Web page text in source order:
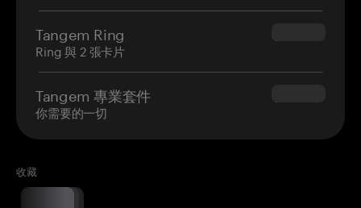
Tangem Ring
Ring 與 2 張卡片
$160.00
Tangem 專業套件
你需要的一切
$180.00
收藏